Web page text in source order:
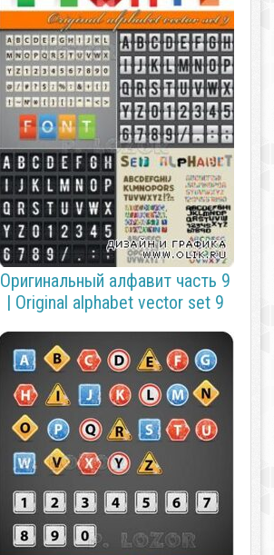
Оригинальный алфавит часть 9
| Original alphabet vector set 9